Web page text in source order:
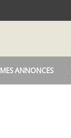
MES ANNONCES